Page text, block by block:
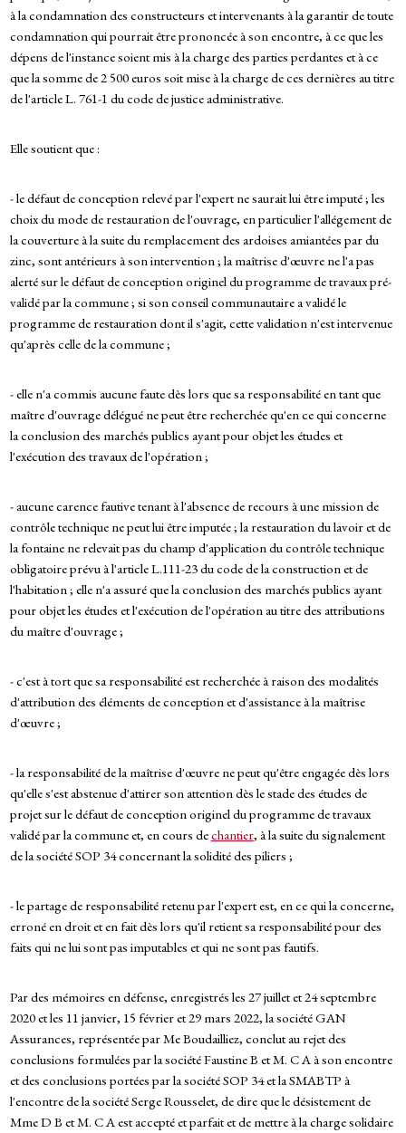
à la condamnation des constructeurs et intervenants à la garantir de toute
condamnation qui pourrait être prononcée à son encontre, à ce que les
dépens de l'instance soient mis à la charge des parties perdantes et à ce
que la somme de 2 500 euros soit mise à la charge de ces dernières au titre
de l'article L. 761-1 du code de justice administrative.
Elle soutient que :
- le défaut de conception relevé par l'expert ne saurait lui être imputé ; les
choix du mode de restauration de l'ouvrage, en particulier l'allégement de
la couverture à la suite du remplacement des ardoises amiantées par du
zinc, sont antérieurs à son intervention ; la maîtrise d'œuvre ne l'a pas
alerté sur le défaut de conception originel du programme de travaux pré-
validé par la commune ; si son conseil communautaire a validé le
programme de restauration dont il s'agit, cette validation n'est intervenue
qu'après celle de la commune ;
- elle n'a commis aucune faute dès lors que sa responsabilité en tant que
maître d'ouvrage délégué ne peut être recherchée qu'en ce qui concerne
la conclusion des marchés publics ayant pour objet les études et
l'exécution des travaux de l'opération ;
- aucune carence fautive tenant à l'absence de recours à une mission de
contrôle technique ne peut lui être imputée ; la restauration du lavoir et de
la fontaine ne relevait pas du champ d'application du contrôle technique
obligatoire prévu à l'article L.111-23 du code de la construction et de
l'habitation ; elle n'a assuré que la conclusion des marchés publics ayant
pour objet les études et l'exécution de l'opération au titre des attributions
du maître d'ouvrage ;
- c'est à tort que sa responsabilité est recherchée à raison des modalités
d'attribution des éléments de conception et d'assistance à la maîtrise
d'œuvre ;
- la responsabilité de la maîtrise d'œuvre ne peut qu'être engagée dès lors
qu'elle s'est abstenue d'attirer son attention dès le stade des études de
projet sur le défaut de conception originel du programme de travaux
validé par la commune et, en cours dechantier, à la suite du signalement
de la société SOP 34 concernant la solidité des piliers ;
- le partage de responsabilité retenu par l'expert est, en ce qui la concerne,
erroné en droit et en fait dès lors qu'il retient sa responsabilité pour des
faits qui ne lui sont pas imputables et qui ne sont pas fautifs.
Par des mémoires en défense, enregistrés les 27 juillet et 24 septembre
2020 et les 11 janvier, 15 février et 29 mars 2022, la société GAN
Assurances, représentée par Me Boudailliez, conclut au rejet des
conclusions formulées par la société Faustine B et M. C A à son encontre
et des conclusions portées par la société SOP 34 et la SMABTP à
l'encontre de la société Serge Rousselet, de dire que le désistement de
Mme D B et M. C A est accepté et parfait et de mettre à la charge solidaire